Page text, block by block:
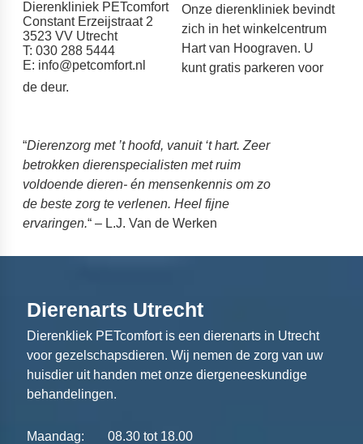
Dierenkliniek PETcomfort
Constant Erzeijstraat 2
3523 VV Utrecht
T: 030 288 5444
E: info@petcomfort.nl
Onze dierenkliniek bevindt
zich in het winkelcentrum
Hart van Hoograven. U
kunt gratis parkeren voor
de deur.
“Dierenzorg met ’t hoofd, vanuit ‘t hart. Zeer
betrokken dierenspecialisten met ruim
voldoende dieren- én mensenkennis om zo
de beste zorg te verlenen. Heel fijne
ervaringen.“ – L.J. Van de Werken
Dierenarts Utrecht
Dierenkliek PETcomfort is een dierenarts in Utrecht
voor gezelschapsdieren. Wij nemen de zorg van uw
huisdier uit handen met onze diergeneeskundige
behandelingen.
Maandag:
08.30 tot 18.00